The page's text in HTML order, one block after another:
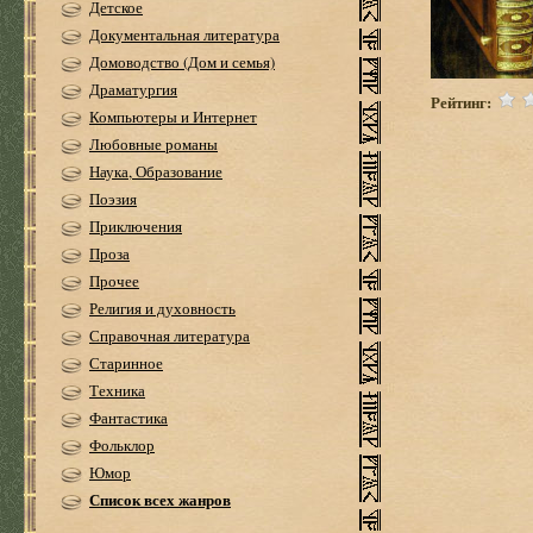
Детское
Документальная литература
Домоводство (Дом и семья)
Драматургия
Компьютеры и Интернет
Любовные романы
Наука, Образование
Поэзия
Приключения
Проза
Прочее
Религия и духовность
Справочная литература
Старинное
Техника
Фантастика
Фольклор
Юмор
Список всех жанров
Рейтинг: